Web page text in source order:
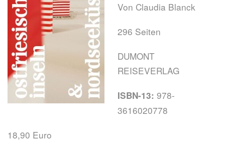
Von Claudia Blanck
296 Seiten
DUMONT
REISEVERLAG
ISBN-13: 978-
3616020778
18,90 Euro